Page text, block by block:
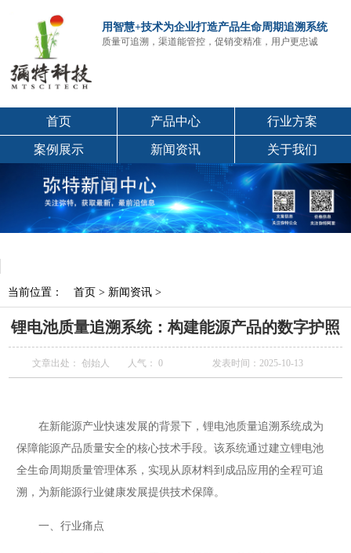
用智慧+技术为企业打造产品生命周期追溯系统
质量可追溯，渠道能管控，促销变精准，用户更忠诚
首页 产品中心 行业方案
案例展示 新闻资讯 关于我们
当前位置： 首页 > 新闻资讯 >
锂电池质量追溯系统：构建能源产品的数字护照
文章出处： 创始人 人气： 0 发表时间：2025-10-13
在新能源产业快速发展的背景下，锂电池质量追溯系统成为
保障能源产品质量安全的核心技术手段。该系统通过建立锂电池
全生命周期质量管理体系，实现从原材料到成品应用的全程可追
溯，为新能源行业健康发展提供技术保障。
一、行业痛点